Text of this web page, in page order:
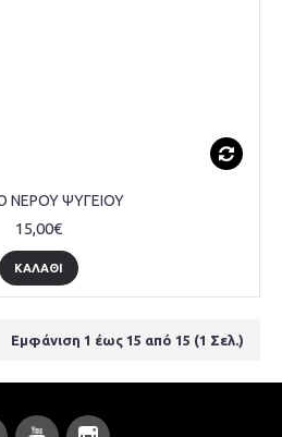
ΝΕΡΟΥ ΨΥΓΕΙΟΥ
15,00€
ΚΑΛΆΘΙ
Εμφάνιση 1 έως 15 από 15 (1 Σελ.)